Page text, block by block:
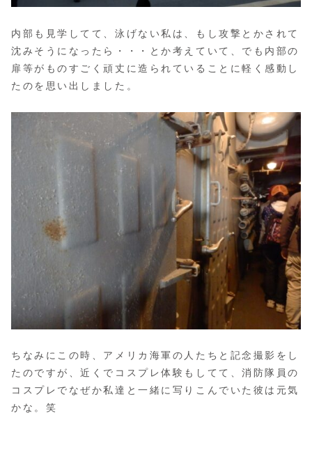
内部も見学してて、泳げない私は、もし攻撃とかされて
沈みそうになったら・・・とか考えていて、でも内部の
扉等がものすごく頑丈に造られていることに軽く感動し
たのを思い出しました。
ちなみにこの時、アメリカ海軍の人たちと記念撮影をし
たのですが、近くでコスプレ体験もしてて、消防隊員の
コスプレでなぜか私達と一緒に写りこんでいた彼は元気
かな。笑